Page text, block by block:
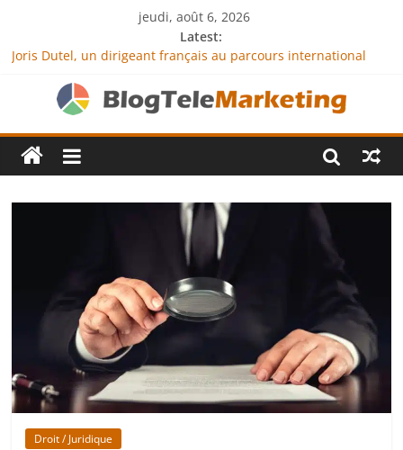
jeudi, août 6, 2026
Latest:
Joris Dutel, un dirigeant français au parcours international
Agria Assurance Animaux : comment l’entreprise se
démarque-t-elle de la concurrence ?
JCA Academy : l’excellence au service de l’indépendance
financière
Denis Bouclon : la diplomatie éducative comme moteur de
Next Terra International : des solutions logistiques au service
Droit / Juridique